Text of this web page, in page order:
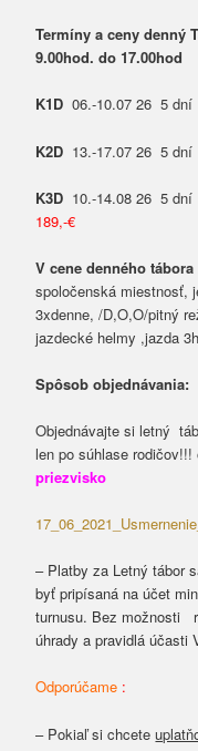
Termíny a ceny
9.00hod. do 17.00hod
K1D 06.-10.07 26 5
K2D 13.-17.07 26 5
K3D 10.-14.08 26 5
189,-€
V cene denného
spoločenská miestnosť,
3xdenne, /D,O,O/pitný
jazdecké helmy ,jazda 3h
Spôsob objednávania:
Objednávajte si letný
len po súhlase
priezvisko
– Platby za Letný tábor
byť pripísaná na účet
turnusu. Bez možnosti
úhrady a pravidlá účasti
Odporúčame :
– Pokiaľ si chcete